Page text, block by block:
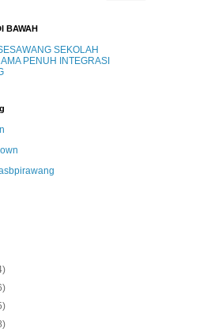
BAWAH
SEKOLAH
PENUH INTEGRASI